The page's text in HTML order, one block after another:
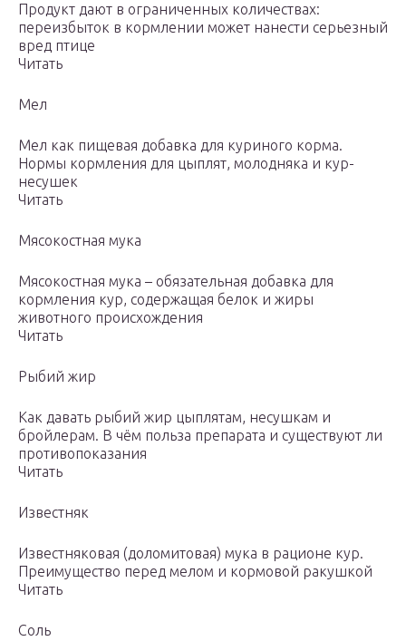
Продукт дают в ограниченных количествах:
переизбыток в кормлении может нанести серьезный
вред птице
Читать
Мел
Мел как пищевая добавка для куриного корма.
Нормы кормления для цыплят, молодняка и кур-
несушек
Читать
Мясокостная мука
Мясокостная мука – обязательная добавка для
кормления кур, содержащая белок и жиры
животного происхождения
Читать
Рыбий жир
Как давать рыбий жир цыплятам, несушкам и
бройлерам. В чём польза препарата и существуют ли
противопоказания
Читать
Известняк
Известняковая (доломитовая) мука в рационе кур.
Преимущество перед мелом и кормовой ракушкой
Читать
Соль